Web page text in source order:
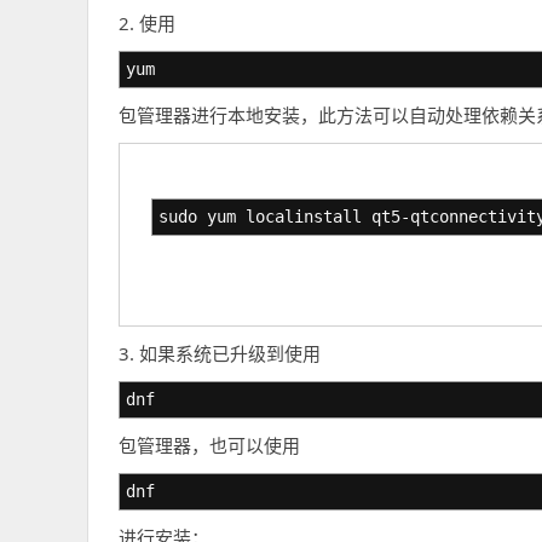
2. 使用
yum
包管理器进行本地安装，此方法可以自动处理依赖关
sudo yum localinstall qt5-
3. 如果系统已升级到使用
dnf
包管理器，也可以使用
dnf
进行安装：